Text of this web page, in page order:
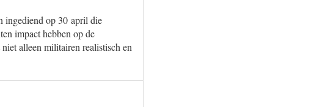
ingediend op 30 april die
impact hebben op de
alleen militairen realistisch en